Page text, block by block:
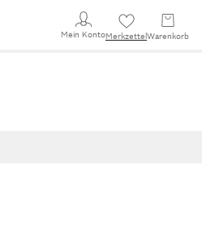
Mein KontoMerkzettel Warenkorb